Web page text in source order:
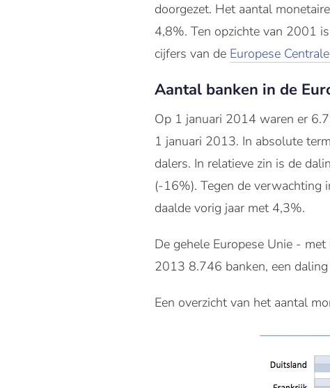
doorgezet. Het aantal
4,8%. Ten opzichte van 2001
cijfers van de Europese
Aantal banken in de
Op 1 januari 2014 waren er
1 januari 2013. In absolute
dalers. In relatieve zin is de
(-16%). Tegen de verwachting
daalde vorig jaar met 4,3%.
De gehele Europese Unie -
2013 8.746 banken, een
Een overzicht van het aantal